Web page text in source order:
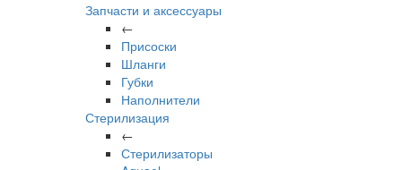
Запчасти и аксессуары
←
Присоски
Шланги
Губки
Наполнители
Стерилизация
←
Стерилизаторы